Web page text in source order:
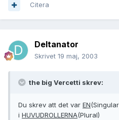
Citera
Deltanator
Skrivet 19 maj, 2003
the big Vercetti skrev:
Du skrev att det var EN
i HUVUDROLLERNA(Plural)